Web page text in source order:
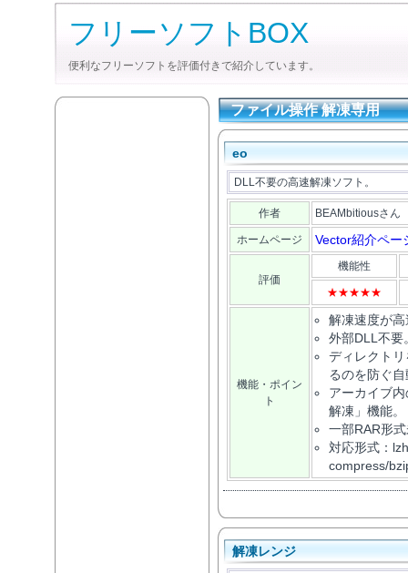
フリーソフトBOX
便利なフリーソフトを評価付きで紹介しています。
ファイル操作 解凍専用
eo
DLL不要の高速解凍ソフト。
作者 BEAMbitiousさん
ホームページ Vector紹介ペー
評価
機能性
★★★★★
機能・ポイン
ト
解凍速度が高
外部DLL不要
ディレクト
るのを防ぐ
アーカイブ
解凍」機能。
一部RAR形
対応形式：
compress/
解凍レンジ